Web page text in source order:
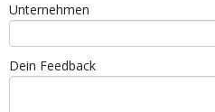
Unternehmen
Dein Feedback